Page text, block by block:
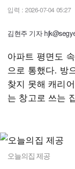
입력 : 2026-07-04 05:27
김현주 기자
아파트 평면도
으로 통했다. 방
찾지 못해 캐리
는 창고로 쓰는
오늘의집 제공